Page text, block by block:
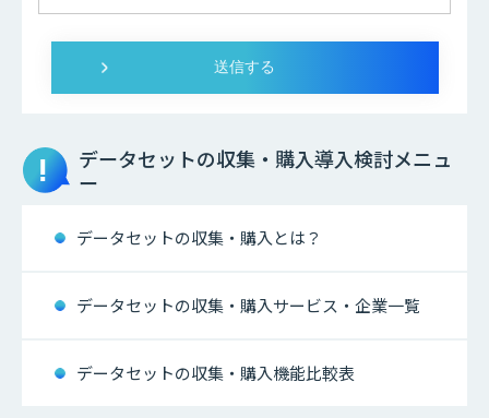
データセットの収集・購入導入検討メニュ
ー
データセットの収集・購入とは？
データセットの収集・購入サービス・企業一覧
データセットの収集・購入機能比較表